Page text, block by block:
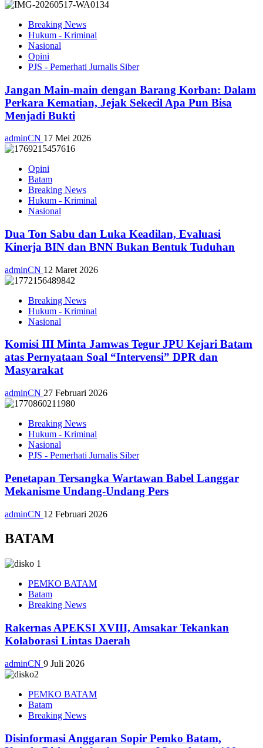
Breaking News
Hukum - Kriminal
Nasional
Opini
PJS - Pemerhati Jurnalis Siber
Jangan Main-main dengan Barang Korban: Dalam
Perkara Kematian, Jejak Sekecil Apa Pun Bisa
Menjadi Bukti
adminCN 17 Mei 2026
Opini
Batam
Breaking News
Hukum - Kriminal
Nasional
Dua Ton Sabu dan Luka Keadilan, Evaluasi
Kinerja BIN dan BNN Bukan Bentuk Tuduhan
adminCN 12 Maret 2026
Breaking News
Hukum - Kriminal
Nasional
Komisi III Minta Jamwas Tegur JPU Kejari Batam
atas Pernyataan Soal “Intervensi” DPR dan
Masyarakat
adminCN 27 Februari 2026
Breaking News
Hukum - Kriminal
Nasional
PJS - Pemerhati Jurnalis Siber
Penetapan Tersangka Wartawan Babel Langgar
Mekanisme Undang-Undang Pers
adminCN 12 Februari 2026
BATAM
PEMKO BATAM
Batam
Breaking News
Rakernas APEKSI XVIII, Amsakar Tekankan
Kolaborasi Lintas Daerah
adminCN 9 Juli 2026
PEMKO BATAM
Batam
Breaking News
Disinformasi Anggaran Sopir Pemko Batam,